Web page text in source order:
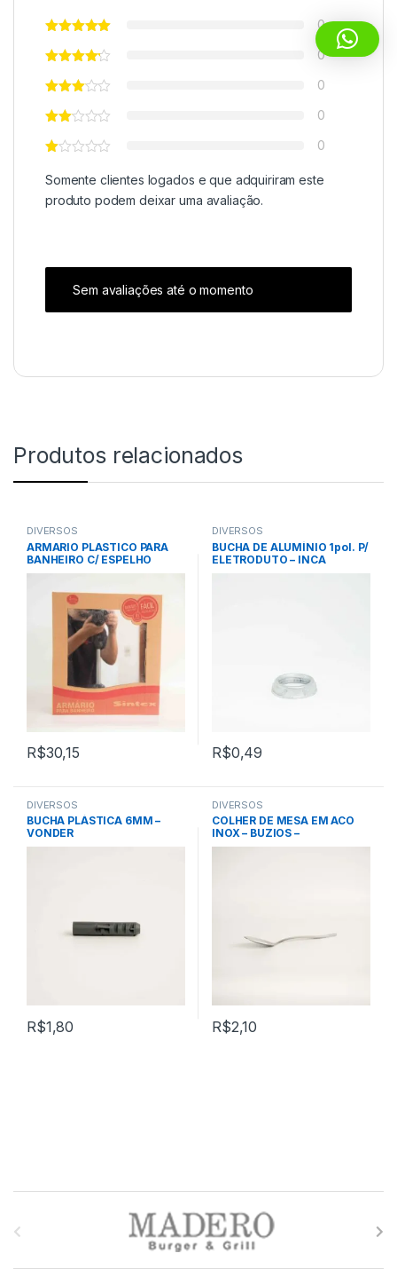
0
0
0
0
0
Somente clientes logados e que adquiriram este
produto podem deixar uma avaliação.
Sem avaliações até o momento
Produtos relacionados
DIVERSOS
ARMARIO PLASTICO PARA
BANHEIRO C/ ESPELHO
30x35x10cm – BRANCO –
R$30,15
DIVERSOS
BUCHA DE ALUMÍNIO 1pol. P/
ELETRODUTO – INCA
R$0,49
DIVERSOS
BUCHA PLÁSTICA 6MM –
VONDER
R$1,80
DIVERSOS
COLHER DE MESA EM ACO
INOX – BUZIOS –
TRAMONTINA
R$2,10